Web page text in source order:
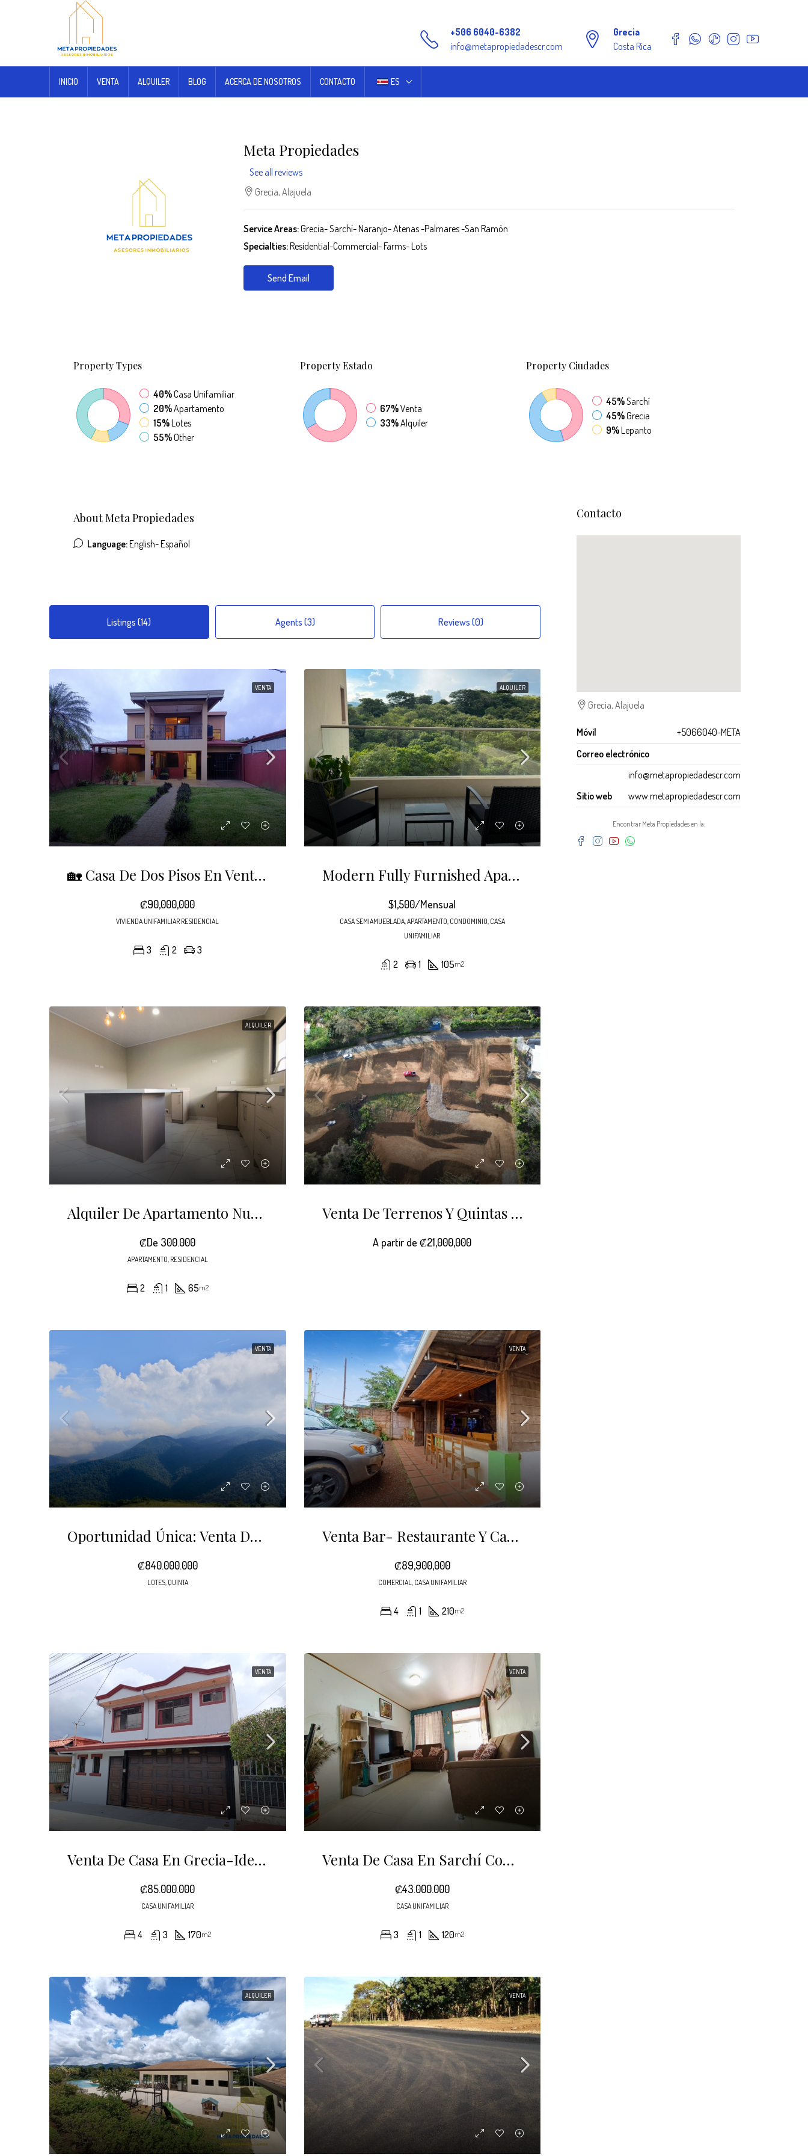
+506 6040-6382
info@metapropiedadescr.com
Grecia
Costa Rica
INICIO VENTA ALQUILER BLOG ACERCA DE NOSOTROS CONTACTO ES
Meta Propiedades
See all reviews
Grecia, Alajuela
Service Areas:Grecia- Sarchí- Naranjo- Atenas -Palmares -San Ramón
Specialties:Residential-Commercial- Farms- Lots
Send Email
PropertyTypes
40%Casa Unifamiliar
20%Apartamento
15%Lotes
55%Other
PropertyEstado
67%Venta
33%Alquiler
Property Ciudades
45%Sarchí
45%Grecia
9%Lepanto
About Meta Propiedades
Language:English- Español
Listings (14) Agents (3) Reviews (0)
VENTA
🏡 Casa De Dos Pisos En Venta | Sarchí Centro
₡90,000,000
VIVIENDA UNIFAMILIAR RESIDENCIAL
3 2 3
ALQUILER
Modern Fully Furnished Apartment For Rent – El Canal Condominium, Grecia, Costa Rica
$1,500/Mensual
CASA SEMIAMUEBLADA, APARTAMENTO, CONDOMINIO, CASA
UNIFAMILIAR
2 1 105m2
ALQUILER
Alquiler De Apartamento Nuevo Y Moderno En Grecia – Ideal Para Parejas Y Profesionales
₡De 300.000
APARTAMENTO, RESIDENCIAL
2 1 65m2
Venta De Terrenos Y Quintas En Sarchi
A partir de ₡21,000,000
VENTA
Oportunidad Única: Venta De Propiedad De 70 Hectáreas En Bajos Del Toro, Sarchí, Costa Rica
₡840.000.000
LOTES, QUINTA
VENTA
Venta Bar- Restaurante Y Casa En Poás
₡89,900,000
COMERCIAL, CASA UNIFAMILIAR
4 1 210m2
VENTA
Venta De Casa En Grecia-Ideal Para Familias
₡85.000.000
CASA UNIFAMILIAR
4 3 170m2
VENTA
Venta De Casa En Sarchí Con Potencial Para Ampliar Y Emprender
₡43.000.000
CASA UNIFAMILIAR
3 1 120m2
ALQUILER VENTA
Contacto
Grecia, Alajuela
Móvil
+5066040-META
Correo electrónico
info@metapropiedadescr.com
Sitio web
www.metapropiedadescr.com
Encontrar Meta Propiedades en la: